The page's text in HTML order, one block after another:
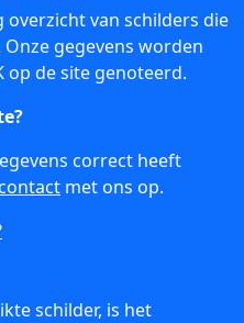
overzicht van schilders die
gegevens worden
op de site genoteerd.
correct heeft
met ons op.
schilder, is het